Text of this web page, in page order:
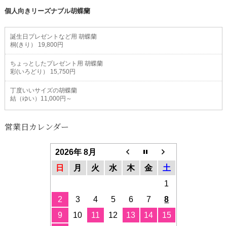
個人向きリーズナブル胡蝶蘭
誕生日プレゼントなど用 胡蝶蘭
桐(きり） 19,800円
ちょっとしたプレゼント用 胡蝶蘭
彩(いろどり） 15,750円
丁度いいサイズの胡蝶蘭
結（ゆい）11,000円～
営業日カレンダー
2026年 8月
日
月 火 水 木 金
土
1
2
3 4 5 6 7
8
9
10 11 12 13 14 15